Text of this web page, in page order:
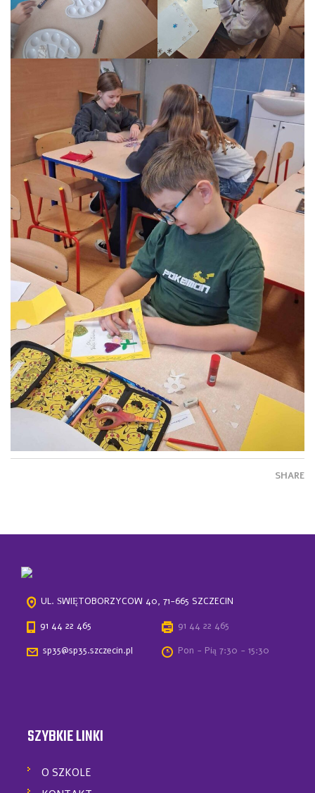
SHARE
UL. ŚWIĘTOBORZYCÓW 40, 71-665 SZCZECIN
91 44 22 465
91 44 22 465
sp35@sp35.szczecin.pl
Pon - Pią 7:30 - 15:30
SZYBKIE LINKI
O SZKOLE